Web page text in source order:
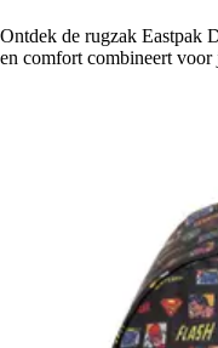
Ontdek de rugzak Eastpak
en comfort combineert voor